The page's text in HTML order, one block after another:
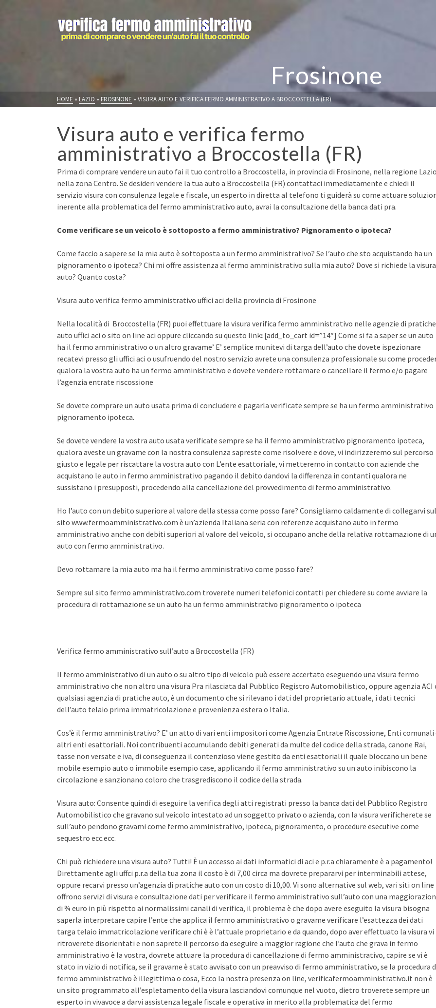
Frosinone
HOME » LAZIO » FROSINONE » VISURA AUTO E VERIFICA FERMO AMMINISTRATIVO A BROCCOSTELLA (FR)
Visura auto e verifica fermo
amministrativo a Broccostella (FR)
Prima di comprare vendere un auto fai il tuo controllo a Broccostella, in provincia di Frosinone, nella regione
nella zona Centro. Se desideri vendere la tua auto a Broccostella (FR) contattaci immediatamente e chiedi il
servizio visura con consulenza legale e fiscale, un esperto in diretta al telefono ti guiderà su come attuare
inerente alla problematica del fermo amministrativo auto, avrai la consultazione della banca dati pra.
Come verificare se un veicolo è sottoposto a fermo amministrativo? Pignoramento o ipoteca?
Come faccio a sapere se la mia auto è sottoposta a un fermo amministrativo? Se l’auto che sto acquistando ha un
pignoramento o ipoteca? Chi mi offre assistenza al fermo amministrativo sulla mia auto? Dove si richiede la visura
auto? Quanto costa?
Visura auto verifica fermo amministrativo uffici aci della provincia di Frosinone
Nella località di Broccostella (FR) puoi effettuare la visura verifica fermo amministrativo nelle agenzie di pratiche
auto uffici aci o sito on line aci oppure cliccando su questo link: [add_to_cart id=”14″] Come si fa a saper se un auto
ha il fermo amministrativo o un altro gravame’ E’ semplice munitevi di targa dell’auto che dovete ispezionare
recatevi presso gli uffici aci o usufruendo del nostro servizio avrete una consulenza professionale su come
qualora la vostra auto ha un fermo amministrativo e dovete vendere rottamare o cancellare il fermo e/o pagare
l’agenzia entrate riscossione
Se dovete comprare un auto usata prima di concludere e pagarla verificate sempre se ha un fermo amministrativo
pignoramento ipoteca.
Se dovete vendere la vostra auto usata verificate sempre se ha il fermo amministrativo pignoramento ipoteca,
qualora aveste un gravame con la nostra consulenza sapreste come risolvere e dove, vi indirizzeremo sul percorso
giusto e legale per riscattare la vostra auto con L’ente esattoriale, vi metteremo in contatto con aziende che
acquistano le auto in fermo amministrativo pagando il debito dandovi la differenza in contanti qualora ne
sussistano i presupposti, procedendo alla cancellazione del provvedimento di fermo amministrativo.
Ho l’auto con un debito superiore al valore della stessa come posso fare? Consigliamo caldamente di collegarvi sul
sito www.fermoamministrativo.com è un’azienda Italiana seria con referenze acquistano auto in fermo
amministrativo anche con debiti superiori al valore del veicolo, si occupano anche della relativa rottamazione di
auto con fermo amministrativo.
Devo rottamare la mia auto ma ha il fermo amministrativo come posso fare?
Sempre sul sito fermo amministrativo.com troverete numeri telefonici contatti per chiedere su come avviare la
procedura di rottamazione se un auto ha un fermo amministrativo pignoramento o ipoteca
Verifica fermo amministrativo sull’auto a Broccostella (FR)
Il fermo amministrativo di un auto o su altro tipo di veicolo può essere accertato eseguendo una visura fermo
amministrativo che non altro una visura Pra rilasciata dal Pubblico Registro Automobilistico, oppure agenzia ACI
qualsiasi agenzia di pratiche auto, è un documento che si rilevano i dati del proprietario attuale, i dati tecnici
dell’auto telaio prima immatricolazione e provenienza estera o Italia.
Cos’è il fermo amministrativo? E’ un atto di vari enti impositori come Agenzia Entrate Riscossione, Enti comunali
altri enti esattoriali. Noi contribuenti accumulando debiti generati da multe del codice della strada, canone Rai,
tasse non versate e iva, di conseguenza il contenzioso viene gestito da enti esattoriali il quale bloccano un bene
mobile esempio auto o immobile esempio case, applicando il fermo amministrativo su un auto inibiscono la
circolazione e sanzionano coloro che trasgrediscono il codice della strada.
Visura auto: Consente quindi di eseguire la verifica degli atti registrati presso la banca dati del Pubblico Registro
Automobilistico che gravano sul veicolo intestato ad un soggetto privato o azienda, con la visura verificherete se
sull’auto pendono gravami come fermo amministrativo, ipoteca, pignoramento, o procedure esecutive come
sequestro ecc.ecc.
Chi può richiedere una visura auto? Tutti! È un accesso ai dati informatici di aci e p.r.a chiaramente è a pagamento!
Direttamente agli uffci p.r.a della tua zona il costo è di 7,00 circa ma dovrete prepararvi per interminabili attese,
oppure recarvi presso un’agenzia di pratiche auto con un costo di 10,00. Vi sono alternative sul web, vari siti on line
offrono servizi di visura e consultazione dati per verificare il fermo amministrativo sull’auto con una
di ¾ euro in più rispetto ai normalissimi canali di verifica, il problema è che dopo avere eseguito la visura bisogna
saperla interpretare capire l’ente che applica il fermo amministrativo o gravame verificare l’esattezza dei dati
targa telaio immatricolazione verificare chi è è l’attuale proprietario e da quando, dopo aver effettuato la visura vi
ritroverete disorientati e non saprete il percorso da eseguire a maggior ragione che l’auto che grava in fermo
amministrativo è la vostra, dovrete attuare la procedura di cancellazione di fermo amministrativo, capire se vi è
stato in vizio di notifica, se il gravame è stato avvisato con un preavviso di fermo amministrativo, se la procedura
fermo amministrativo è illegittima o cosa, Ecco la nostra presenza on line, verificafermoamministrativo.it non è
un sito programmato all’espletamento della visura lasciandovi comunque nel vuoto, dietro troverete sempre un
esperto in vivavoce a darvi assistenza legale fiscale e operativa in merito alla problematica del fermo